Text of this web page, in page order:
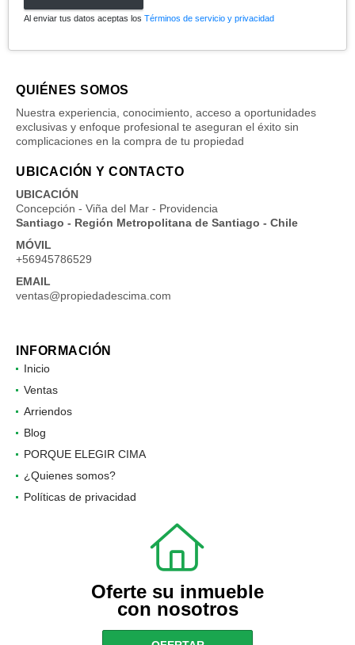
Al enviar tus datos aceptas los Términos de servicio y privacidad
QUIÉNES SOMOS
Nuestra experiencia, conocimiento, acceso a oportunidades
exclusivas y enfoque profesional te aseguran el éxito sin
complicaciones en la compra de tu propiedad
UBICACIÓN Y CONTACTO
UBICACIÓN
Concepción - Viña del Mar - Providencia
Santiago - Región Metropolitana de Santiago - Chile
MÓVIL
+56945786529
EMAIL
ventas@propiedadescima.com
INFORMACIÓN
Inicio
Ventas
Arriendos
Blog
PORQUE ELEGIR CIMA
¿Quienes somos?
Políticas de privacidad
Oferte su inmueble
con nosotros